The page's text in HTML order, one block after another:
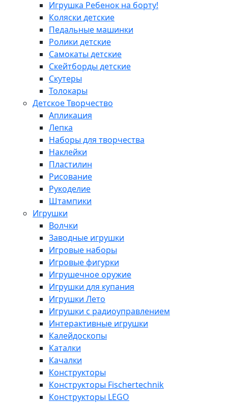
Игрушка Ребенок на борту!
Коляски детские
Педальные машинки
Ролики детские
Самокаты детские
Скейтборды детские
Скутеры
Толокары
Детское Творчество
Апликация
Лепка
Наборы для творчества
Наклейки
Пластилин
Рисование
Рукоделие
Штампики
Игрушки
Волчки
Заводные игрушки
Игровые наборы
Игровые фигурки
Игрушечное оружие
Игрушки для купания
Игрушки Лето
Игрушки с радиоуправлением
Интерактивные игрушки
Калейдоскопы
Каталки
Качалки
Конструкторы
Конструкторы Fisсhertechnik
Конструкторы LEGO